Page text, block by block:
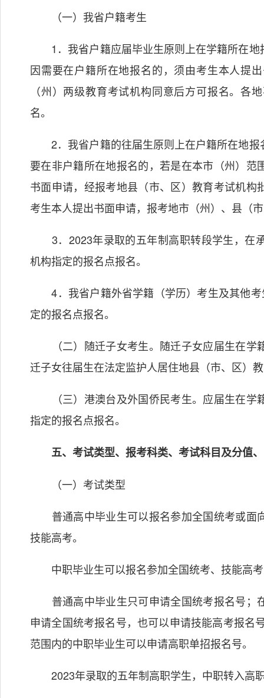
（一）我省户籍考生
1．我省户籍应届毕业生原则上在学籍所在地
因需要在户籍所在地报名的，须由考生本人提
（州）两级教育考试机构同意后方可报名。各
名。
2．我省户籍的往届生原则上在户籍所在地报
要在非户籍所在地报名的，若是在本市（州）
书面申请，经报考地县（市、区）教育考试机
考生本人提出书面申请，报考地市（州）、县（
3．2023年录取的五年制高职转段学生，在
机构指定的报名点报名。
4．我省户籍外省学籍（学历）考生及其他考
定的报名点报名。
（二）随迁子女考生。随迁子女应届生在学
迁子女往届生在法定监护人居住地县（市、区）
（三）港澳台及外国侨民考生。应届生在学
指定的报名点报名。
五、考试类型、报考科类、考试科目及分值
（一）考试类型
普通高中毕业生可以报名参加全国统考或面
技能高考。
中职毕业生可以报名参加全国统考、技能高
普通高中毕业生只可申请全国统考报名号；
申请全国统考报名号，也可以申请技能高考报名
范围内的中职毕业生可以申请高职单招报名号。
2023年录取的五年制高职学生，中职转入高